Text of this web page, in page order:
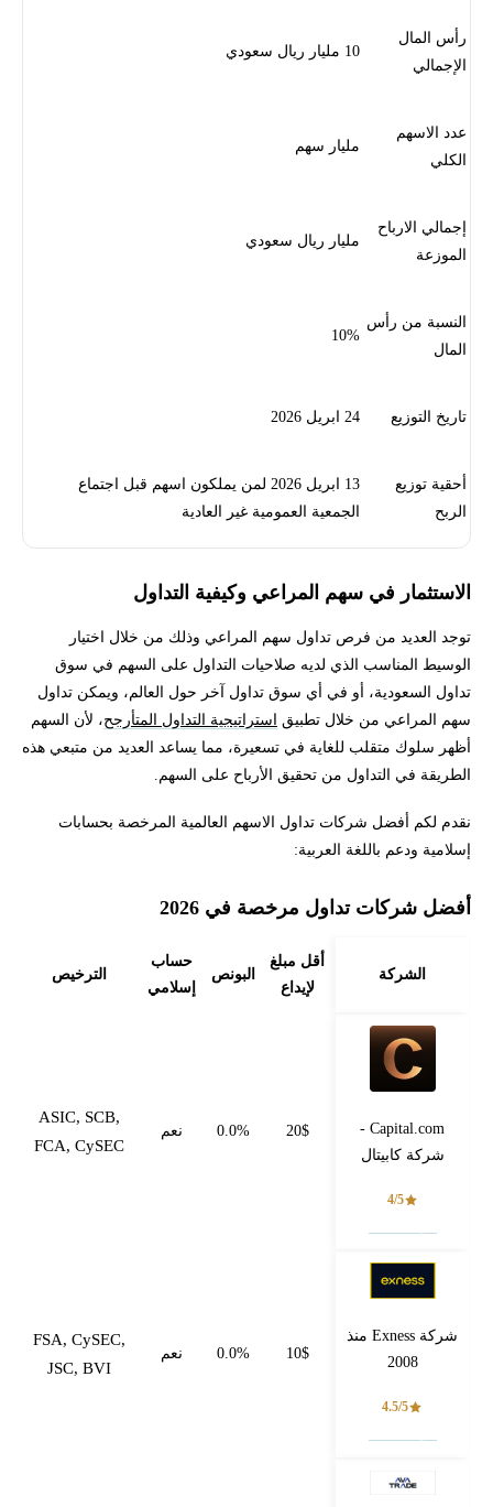
رأس المال
الإجمالي
10 مليار ريال سعودي
عدد الاسهم
الكلي
مليار سهم
إجمالي الارباح
الموزعة
مليار ريال سعودي
النسبة من رأس
المال
10%
تاريخ التوزيع 24 ابريل 2026
أحقية توزيع
الربح
13 ابريل 2026 لمن يملكون اسهم قبل اجتماع
الجمعية العمومية غير العادية
الاستثمار في سهم المراعي وكيفية التداول
توجد العديد من فرص تداول سهم المراعي وذلك من خلال اختيار
الوسيط المناسب الذي لديه صلاحيات التداول على السهم في سوق
تداول السعودية، أو في أي سوق تداول آخر حول العالم، ويمكن تداول
سهم المراعي من خلال تطبيق استراتيجية التداول المتأرجح، لأن السهم
أظهر سلوك متقلب للغاية في تسعيرة، مما يساعد العديد من متبعي هذه
الطريقة في التداول من تحقيق الأرباح على السهم.
نقدم لكم أفضل شركات تداول الاسهم العالمية المرخصة بحسابات
إسلامية ودعم باللغة العربية:
أفضل شركات تداول مرخصة في 2026
الشركة
أقل مبلغ
لإيداع
البونص
حساب
إسلامي
الترخيص
Capital.com -
شركة كابيتال
4/5
20$
0.0% نعم
ASIC, SCB,
FCA, CySEC
شركة Exness منذ
2008
4.5/5
10$
0.0% نعم
FSA, CySEC,
JSC, BVI